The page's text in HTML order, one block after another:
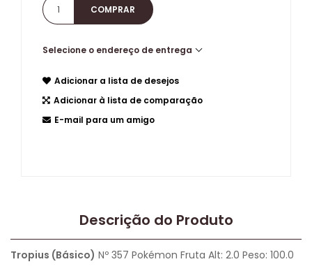
Selecione o endereço de entrega
Adicionar a lista de desejos
Adicionar à lista de comparação
E-mail para um amigo
Descrição do Produto
Tropius (Básico) Nº 357 Pokémon Fruta Alt: 2.0 Peso: 100.0